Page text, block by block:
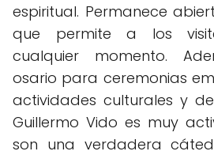
espiritual. Permanece
que permite a los
cualquier momento.
osario para ceremonias
actividades culturales y
Guillermo Vido es muy
son una verdadera